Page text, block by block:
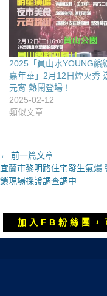
2025「員山水YOUNG繽
嘉年華」2月12日煙火秀
元宵 熱鬧登場！
2025-02-12
類似文章
文
章
導
← 前一篇文章
上
一
宜蘭市黎明路住宅發生氣爆
鎖現場採證調查調中
加入FB粉絲團，